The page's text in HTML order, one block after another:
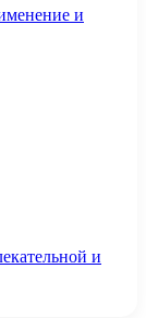
и
и